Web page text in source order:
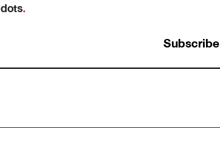
.
Subscribe